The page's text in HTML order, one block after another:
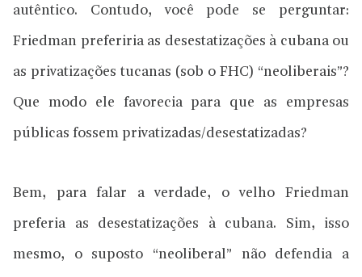
autêntico. Contudo, você pode se perguntar:
Friedman preferiria as desestatizações à cubana ou
as privatizações tucanas (sob o FHC) “neoliberais”?
Que modo ele favorecia para que as empresas
públicas fossem privatizadas/desestatizadas?
Bem, para falar a verdade, o velho Friedman
preferia as desestatizações à cubana. Sim, isso
mesmo, o suposto “neoliberal” não defendia a